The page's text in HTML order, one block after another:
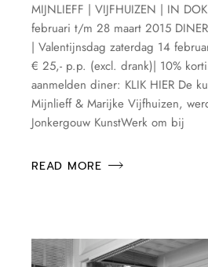
MIJNLIEFF | VIJFHUIZEN | IN
februari t/m 28 maart 2015
| Valentijnsdag zaterdag 14
€ 25,- p.p. (excl. drank)| 10%
aanmelden diner: KLIK HIER De
Mijnlieff & Marijke Vijfhuizen,
Jonkergouw KunstWerk om bij
READ MORE